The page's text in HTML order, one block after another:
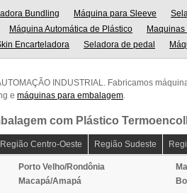
Bundling Máquina para Sleeve
Máquina Automática de Plástico
Encarteladora Seladora de pedal
INDUSTRIAL. Fabricamos
e máquinas para embalagem.
com Plástico
Região Centro-Oeste Região Sudeste
Porto Velho/Rondônia
Macapá/Amapá